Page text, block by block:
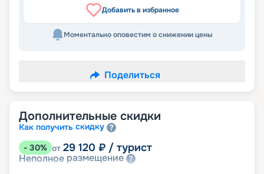
Добавить в избранное
Моментально оповестим о снижении цены
Поделиться
Дополнительные скидки
Как получить скидку
- 30% от 29 120 ₽ / турист
Неполное размещение